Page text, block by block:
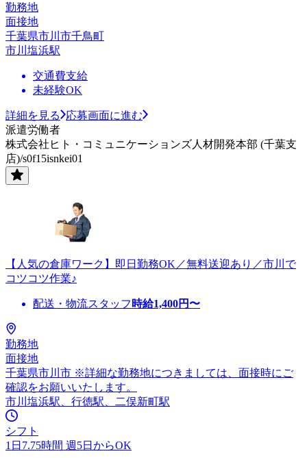
勤務地
面接地
千葉県市川市千鳥町
市川塩浜駅
交通費支給
未経験OK
詳細を見る
応募画面に進む
派遣労働者
株式会社ヒト・コミュニケーションズ人材開発本部 (千葉支
店)/s0f15isnkei01
【人気の倉庫ワーク】即日勤務OK／無料送迎あり／市川で
コツコツ作業♪
配送・物流スタッフ 時給1,400円〜
勤務地
面接地
千葉県市川市 ※詳細な勤務地につきましては、面接時にご
確認をお願いいたします。
市川塩浜駅、行徳駅、二俣新町駅
シフト
1日7.75時間 週5日からOK